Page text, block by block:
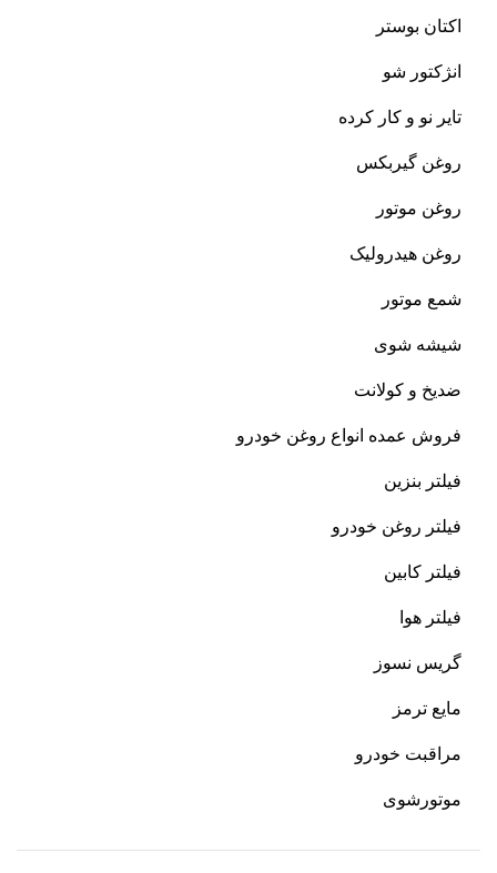
اکتان بوستر
انژکتور شو
تایر نو و کار کرده
روغن گیربکس
روغن موتور
روغن هیدرولیک
شمع موتور
شیشه شوی
ضدیخ و کولانت
فروش عمده انواع روغن خودرو
فیلتر بنزین
فیلتر روغن خودرو
فیلتر کابین
فیلتر هوا
گریس نسوز
مایع ترمز
مراقبت خودرو
موتورشوی